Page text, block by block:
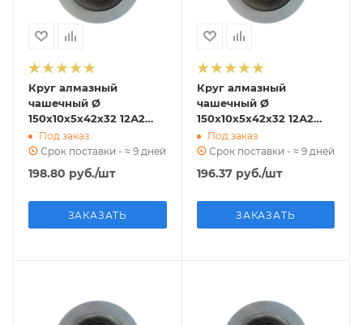
Круг алмазный
чашечный Ø
150х10х5х42х32 12А2
угол 45 градусов АС 4
125/100 B2-01 97 к ГОСТ
Под заказ
Срок поставки - ≈ 9 дней
198.80 руб./шт
ЗАКАЗАТЬ
Круг алмазный
чашечный Ø
150х10х5х42х32 12А2
угол 45 градусов АС 4
100/80 В2-01 97 к ГОСТ
Под заказ
Срок поставки - ≈ 9 дней
196.37руб./шт
ЗАКАЗАТЬ